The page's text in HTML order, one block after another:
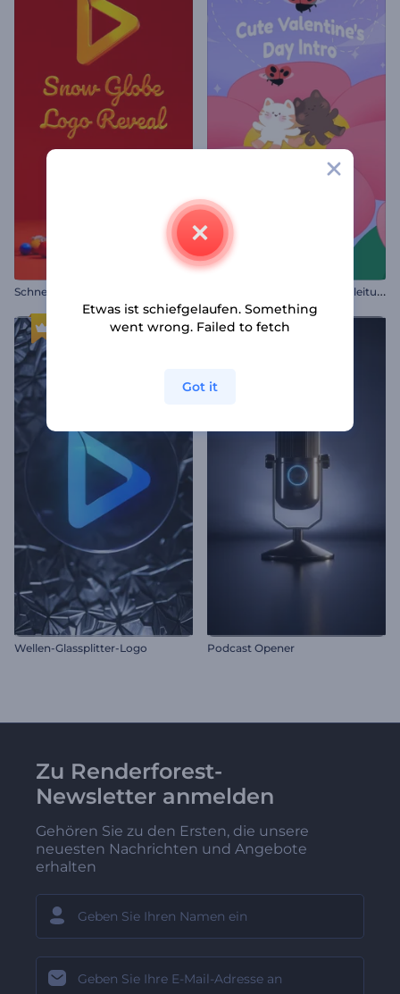
Schneekugel Logo Reveal N
iedliche Valentinstags-Einleitung
Wellen-Glassplitter-Logo Podcast Opener
Zu Renderforest-
Newsletter anmelden
Gehören Sie zu den Ersten, die unsere
neuesten Nachrichten und Angebote
erhalten
Etwas ist schiefgelaufen. Something
went wrong. Failed to fetch
Got it